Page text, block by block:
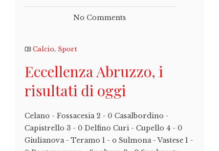
No Comments
Calcio, Sport
Eccellenza Abruzzo, i
risultati di oggi
Celano - Fossacesia 2 - 0 Casalbordino -
Capistrello 3 - 0 Delfino Curi - Cupello 4 - 0
Giulianova - Teramo 1 - o Sulmona - Vastese 1 -